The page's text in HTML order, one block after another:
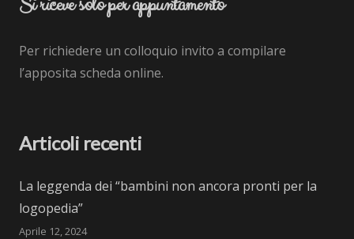
Per richiedere un colloquio invito a compilare
l’apposita scheda online.
Articoli recenti
La leggenda dei “bambini non ancora pronti per la
logopedia”
Aprile 12, 2024